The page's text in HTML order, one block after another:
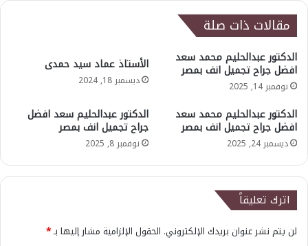
مقالات ذات صلة
الدكتور عبدالحليم محمد سعد
افضل جراح تجميل انف بمصر
نوفمبر 14, 2025
الأستاذ عماد سيد حمدى
ديسمبر 18, 2024
الدكتور عبدالحليم محمد سعد
افضل جراح تجميل انف بمصر
ديسمبر 24, 2025
الدكتور عبدالحليم سعد افضل
جراح تجميل انف بمصر
نوفمبر 8, 2025
اترك تعليقاً
لن يتم نشر عنوان بريدك الإلكتروني. الحقول الإلزامية مشار إليها بـ*